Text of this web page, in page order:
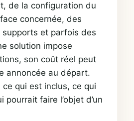
de la configuration du
concernée, des
supports et parfois des
solution impose
son coût réel peut
annoncée au départ.
qui est inclus, ce qui
pourrait faire l’objet d’un